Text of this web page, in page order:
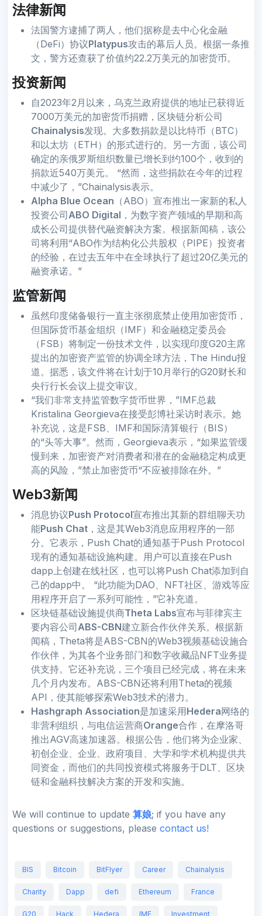
法律新闻
法国警方逮捕了两人，他们据称是去中心化金融
（DeFi）协议Platypus攻击的幕后人员。根据一条推
文，警方还查获了价值约22.2万美元的加密货币。
投资新闻
自2023年2月以来，乌克兰政府提供的地址已获得近
7000万美元的加密货币捐赠，区块链分析公司
Chainalysis发现。大多数捐款是以比特币（BTC）
和以太坊（ETH）的形式进行的。另一方面，该公司
确定的亲俄罗斯组织数量已增长到约100个，收到的
捐款近540万美元。 “然而，这些捐款在今年的过程
中减少了，”Chainalysis表示。
Alpha Blue Ocean （ABO）宣布推出一家新的私人
投资公司ABO Digital ，为数字资产领域的早期和高
成长公司提供替代融资解决方案。根据新闻稿，该公
司将利用“ABO作为结构化公共股权（PIPE）投资者
的经验，在过去五年中在全球执行了超过20亿美元的
融资承诺。”
监管新闻
虽然印度储备银行一直主张彻底禁止使用加密货币，
但国际货币基金组织（IMF）和金融稳定委员会
（FSB）将制定一份技术文件，以实现印度G20主席
提出的加密资产监管的协调全球方法，The Hindu报
道。据悉，该文件将在计划于10月举行的G20财长和
央行行长会议上提交审议。
“我们非常支持监管数字货币世界，”IMF总裁
Kristalina Georgieva在接受彭博社采访时表示。她
补充说，这是FSB、IMF和国际清算银行（BIS）
的“头等大事”。然而，Georgieva表示，“如果监管缓
慢到来，加密资产对消费者和潜在的金融稳定构成更
高的风险，”禁止加密货币“不应被排除在外。”
Web3新闻
消息协议Push Protocol宣布推出其新的群组聊天功
能Push Chat ，这是其Web3消息应用程序的一部
分。它表示，Push Chat的通知基于Push Protocol
现有的通知基础设施构建。用户可以直接在Push
dapp上创建在线社区，也可以将Push Chat添加到自
己的dapp中。 “此功能为DAO、NFT社区、游戏等应
用程序开启了一系列可能性，”它补充道。
区块链基础设施提供商Theta Labs宣布与菲律宾主
要内容公司ABS-CBN建立新合作伙伴关系。根据新
闻稿，Theta将是ABS-CBN的Web3视频基础设施合
作伙伴，为其各个业务部门和数字收藏品NFT业务提
供支持。它还补充说，三个项目已经完成，将在未来
几个月内发布。ABS-CBN还将利用Theta的视频
API，使其能够探索Web3技术的潜力。
Hashgraph Association是加速采用Hedera网络的
非营利组织，与电信运营商Orange合作，在摩洛哥
推出AGV高速加速器。根据公告，他们将为企业家、
初创企业、企业、政府项目、大学和学术机构提供共
同资金，而他们的共同投资模式将服务于DLT、区块
链和金融科技解决方案的开发和实施。
We will continue to update 算娘; if you have any
questions or suggestions, please contact us!
BIS Bitcoin BitFlyer Career Chainalysis
Charity Dapp defi Ethereum France
G20 Hack Hedera IMF Investment